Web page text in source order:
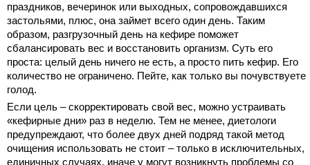
праздников, вечеринок или выходных, сопровождавшихся
застольями, плюс, она займет всего один день. Таким
образом, разгрузочный день на кефире поможет
сбалансировать вес и восстановить организм. Суть его
проста: целый день ничего не есть, а просто пить кефир. Его
количество не ограничено. Пейте, как только вы почувствуете
голод.
Если цель – скорректировать свой вес, можно устраивать
«кефирные дни» раз в неделю. Тем не менее, диетологи
предупреждают, что более двух дней подряд такой метод
очищения использовать не стоит – только в исключительных,
единичных случаях, иначе у могут возникнуть проблемы со